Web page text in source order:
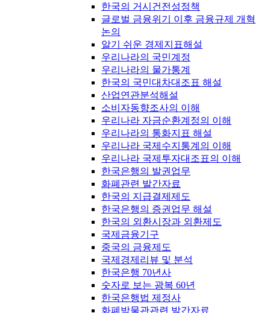
한국의 거시건전성정책
글로벌 금융위기 이후 금융규제 개혁
논의
알기 쉬운 경제지표해설
우리나라의 국민계정
우리나라의 물가통계
한국의 국민대차대조표 해설
산업연관분석해설
소비자동향조사의 이해
우리나라 자금순환계정의 이해
우리나라의 통화지표 해설
우리나라 국제수지통계의 이해
우리나라 국제투자대조표의 이해
한국은행의 발권업무
화폐관련 발간자료
한국의 지급결제제도
한국은행의 증권업무 해설
한국의 외환시장과 외환제도
국제금융기구
중국의 금융제도
국제경제리뷰 및 분석
한국은행 70년사
숫자로 보는 광복 60년
한국은행법 제정사
화폐박물관관련 발간자료